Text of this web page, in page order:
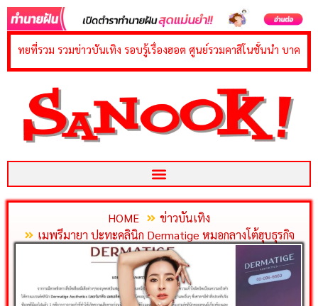
content
าวบันเทิง รอบรู้เรื่องฮอต ศูนย์รวมคาสิโนชั้นนำ บาคาร่า สล็อต รูเล็
HOME
ข่าวบันเทิง
เมพรีมายา ปะทะคลินิก Dermatige หมอกลางโต้ฮุบธุรกิจ